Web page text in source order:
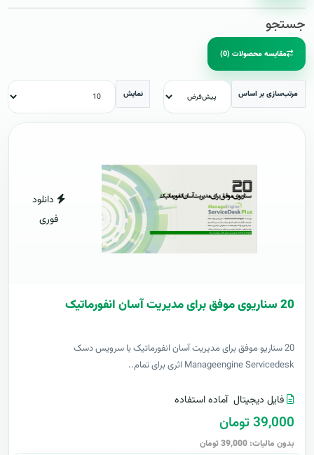
جستجو
مقایسه محصولات (0)
مرتب‌سازی بر اساس نمایش
دانلود
فوری
20 سناریوی موفق برای مدیریت آسان انفورماتیک
20 سناریو موفق برای مدیریت آسان انفورماتیک با سرویس دسک
Manageengine Servicedesk اثری برای تمام..
فایل دیجیتال آماده استفاده
39,000 تومان
بدون مالیات: 39,000 تومان